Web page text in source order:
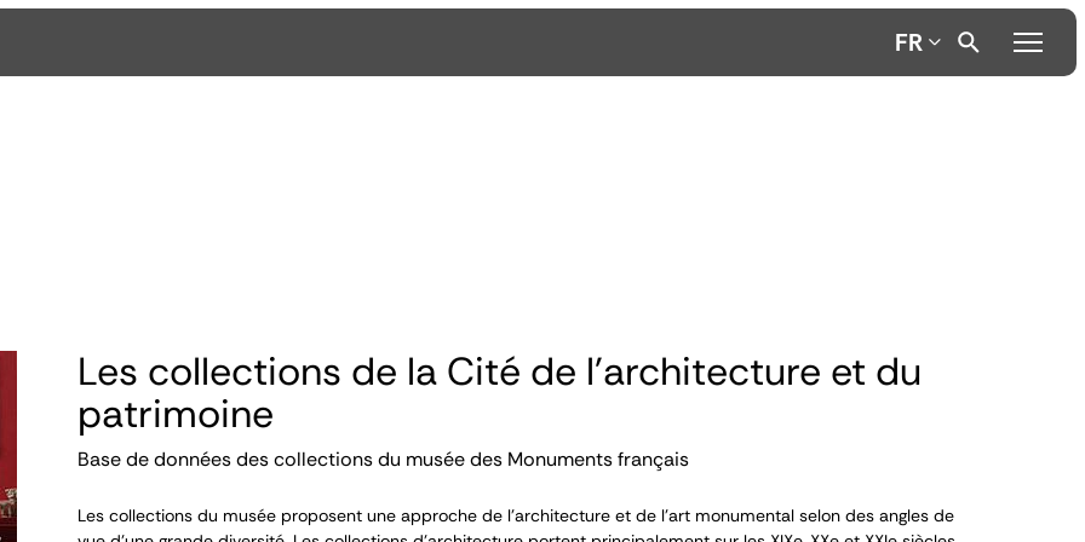
FR
Les collections de la Cité de l'architecture et du
patrimoine
Base de données des collections du musée des Monuments français
Les collections du musée proposent une approche de l’architecture et de l’art monumental selon des angles de